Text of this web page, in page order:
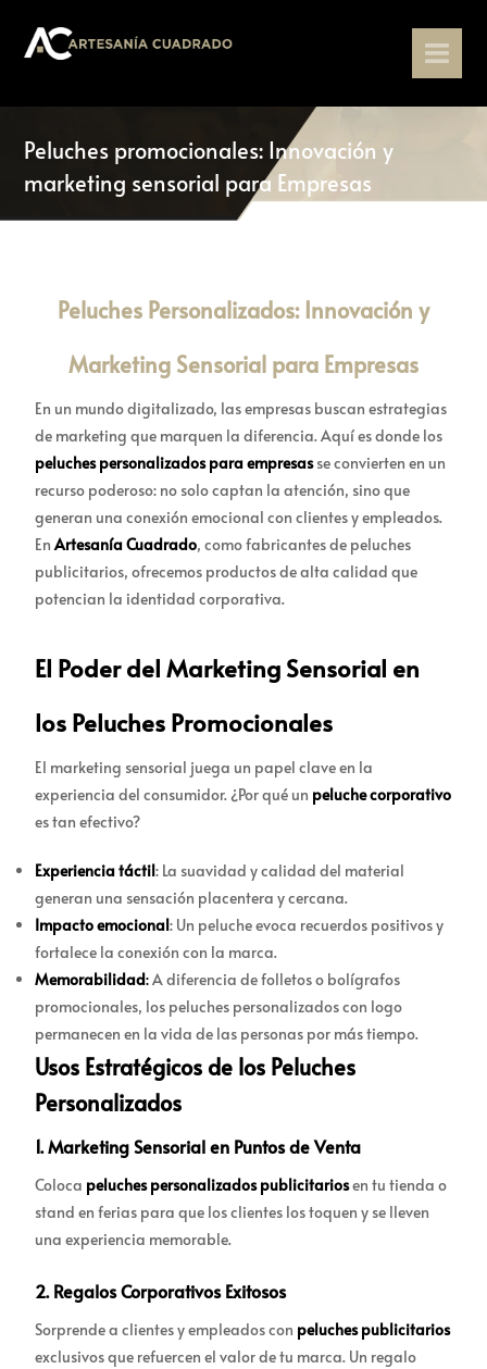
Peluches promocionales: Innovación y
marketing sensorial para Empresas
Peluches Personalizados: Innovación y
Marketing Sensorial para Empresas
En un mundo digitalizado, las empresas buscan estrategias
de marketing que marquen la diferencia. Aquí es donde los
peluches personalizados para empresasse convierten en un
recurso poderoso: no solo captan la atención, sino que
generan una conexión emocional con clientes y empleados.
EnArtesanía Cuadrado, como fabricantes de peluches
publicitarios, ofrecemos productos de alta calidad que
potencian la identidad corporativa.
El Poder del Marketing Sensorial en
los Peluches Promocionales
El marketing sensorial juega un papel clave en la
experiencia del consumidor. ¿Por qué un peluche corporativo
es tan efectivo?
Experiencia táctil: La suavidad y calidad del material
generan una sensación placentera y cercana.
Impacto emocional: Un peluche evoca recuerdos positivos y
fortalece la conexión con la marca.
Memorabilidad:A diferencia de folletos o bolígrafos
promocionales, los peluches personalizados con logo
permanecen en la vida de las personas por más tiempo.
Usos Estratégicos de los Peluches
Personalizados
1.Marketing Sensorial en Puntos de Venta
Coloca peluches personalizados publicitariosen tu tienda o
stand en ferias para que los clientes los toquen y se lleven
una experiencia memorable.
2.Regalos Corporativos Exitosos
Sorprende a clientes y empleados con peluches publicitarios
exclusivos que refuercen el valor de tu marca. Un regalo